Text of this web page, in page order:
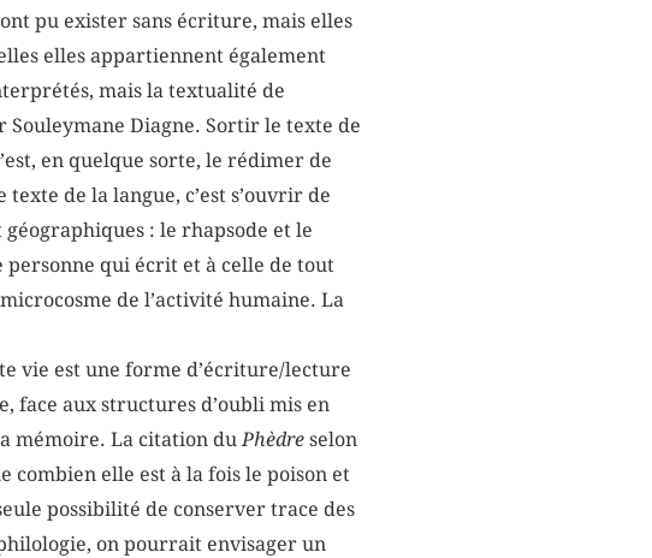
pu exister sans écriture, mais elles
elles appartiennent également
mais la textualité de
Souleymane Diagne. Sortir le texte de
en quelque sorte, le rédimer de
de la langue, c’est s’ouvrir de
: le rhapsode et le
qui écrit et à celle de tout
de l’activité humaine. La
vie est une forme d’écriture/lecture
face aux structures d’oubli mis en
mémoire. La citation duPhèdreselon
combien elle est à la fois le poison et
possibilité de conserver trace des
on pourrait envisager un